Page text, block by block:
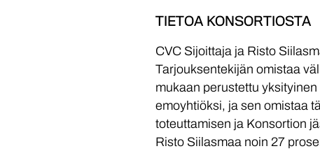
TIETOA KONSORTIOSTA
CVC Sijoittaja ja Risto
Tarjouksentekijän omistaa
mukaan perustettu
emoyhtiöksi, ja sen omistaa
toteuttamisen ja Konsortion
Risto Siilasmaa noin 27